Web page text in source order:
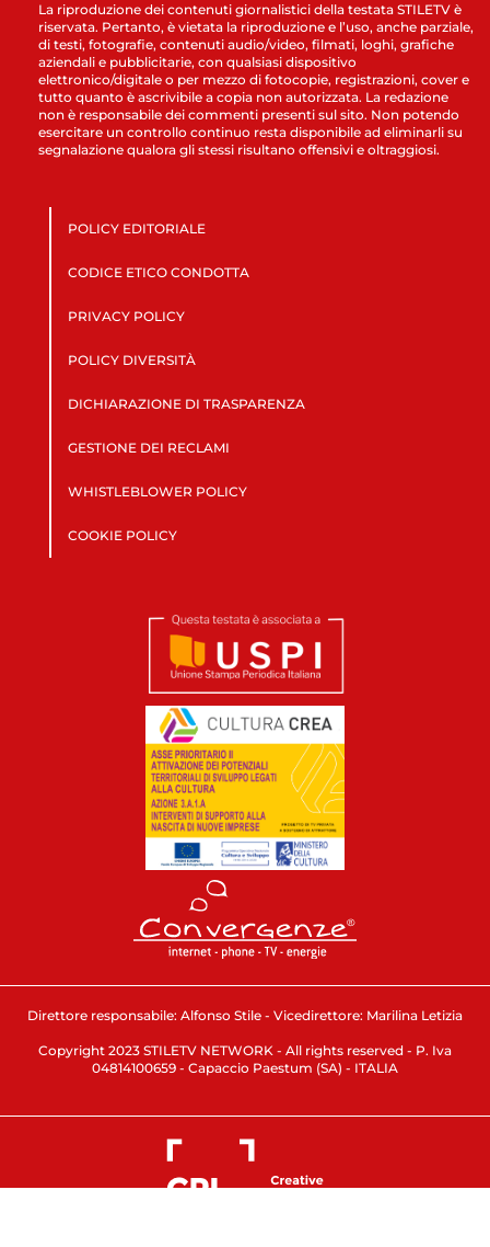
La riproduzione dei contenuti giornalistici della testata STILETV è
riservata. Pertanto, è vietata la riproduzione e l’uso, anche parziale,
di testi, fotografie, contenuti audio/video, filmati, loghi, grafiche
aziendali e pubblicitarie, con qualsiasi dispositivo
elettronico/digitale o per mezzo di fotocopie, registrazioni, cover e
tutto quanto è ascrivibile a copia non autorizzata. La redazione
non è responsabile dei commenti presenti sul sito. Non potendo
esercitare un controllo continuo resta disponibile ad eliminarli su
segnalazione qualora gli stessi risultano offensivi e oltraggiosi.
POLICY EDITORIALE
CODICE ETICO CONDOTTA
PRIVACY POLICY
POLICY DIVERSITÀ
DICHIARAZIONE DI TRASPARENZA
GESTIONE DEI RECLAMI
WHISTLEBLOWER POLICY
COOKIE POLICY
Direttore responsabile: Alfonso Stile - Vicedirettore: Marilina Letizia
Copyright 2023 STILETV NETWORK - All rights reserved - P. Iva
04814100659 - Capaccio Paestum (SA) - ITALIA